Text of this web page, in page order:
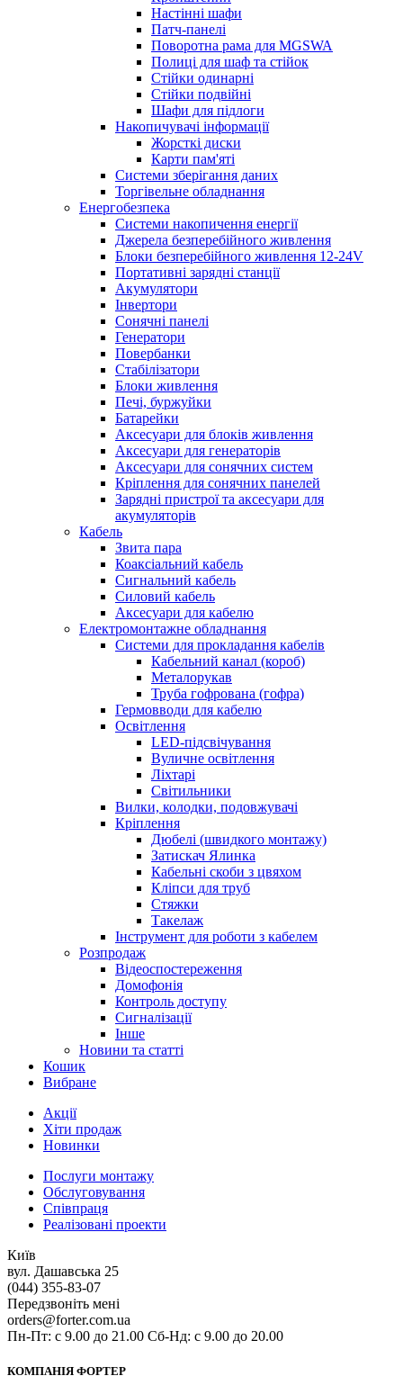
Настінні шафи
Патч-панелі
Поворотна рама для MGSWA
Полиці для шаф та стійок
Стійки одинарні
Стійки подвійні
Шафи для підлоги
Накопичувачі інформації
Жорсткі диски
Карти пам'яті
Системи зберігання даних
Торгівельне обладнання
Енергобезпека
Системи накопичення енергії
Джерела безперебійного живлення
Блоки безперебійного живлення 12-24V
Портативні зарядні станції
Акумулятори
Інвертори
Сонячні панелі
Генератори
Повербанки
Стабілізатори
Блоки живлення
Печі, буржуйки
Батарейки
Аксесуари для блоків живлення
Аксесуари для генераторів
Аксесуари для сонячних систем
Кріплення для сонячних панелей
Зарядні пристрої та аксесуари для
акумуляторів
Кабель
Звита пара
Коаксіальний кабель
Сигнальний кабель
Силовий кабель
Аксесуари для кабелю
Електромонтажне обладнання
Системи для прокладання кабелів
Кабельний канал (короб)
Металорукав
Труба гофрована (гофра)
Гермовводи для кабелю
Освітлення
LED-підсвічування
Вуличне освітлення
Ліхтарі
Світильники
Вилки, колодки, подовжувачі
Кріплення
Дюбелі (швидкого монтажу)
Затискач Ялинка
Кабельні скоби з цвяхом
Кліпси для труб
Стяжки
Такелаж
Інструмент для роботи з кабелем
Розпродаж
Відеоспостереження
Домофонія
Контроль доступу
Сигналізації
Інше
Новини та статті
Кошик
Вибране
Акції
Хіти продаж
Новинки
Послуги монтажу
Обслуговування
Співпраця
Реалізовані проекти
Київ
вул. Дашавська 25
(044) 355-83-07
Передзвоніть мені
orders@forter.com.ua
Пн-Пт: с 9.00 до 21.00 Сб-Нд: с 9.00 до 20.00
КОМПАНІЯ ФОРТЕР